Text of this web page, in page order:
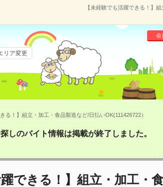
【未経験でも活躍できる！】
会
リア変更
る！】組立・加工・食品製造など/日払いOK(111426722）
しのバイト情報は掲載が終了しました。
躍できる！】組立・加工・